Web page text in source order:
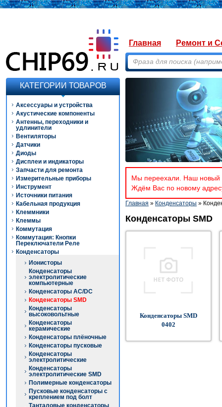
Главная Ремонт и
КАТЕГОРИИ ТОВАРОВ
Аксессуары и устройства
Акустические компоненты
Антенны, переходники и
удлинители
Вентиляторы
Датчики
Диоды
Дисплеи и индикаторы
Запчасти для ремонта
Измерительные приборы
Инструмент
Источники питания
Кабельная продукция
Клеммники
Клеммы
Коммутация
Коммутация: Кнопки
Переключатели Реле
Конденсаторы
Ионисторы
Конденсаторы
электролитические
компьютерные
Конденсаторы AC/DC
Конденсаторы SMD
Конденсаторы
высоковольтные
Конденсаторы
керамические
Конденсаторы плёночные
Конденсаторы пусковые
Конденсаторы
электролитические
Конденсаторы
электролитические SMD
Полимерные конденсаторы
Пусковые конденсаторы с
креплением под болт
Танталовые конденсаторы
Мы переехали. Наш новый
Ждём Вас по новому
Главная » Конденсаторы »
Конденсаторы SMD
Конденсаторы SMD
0402